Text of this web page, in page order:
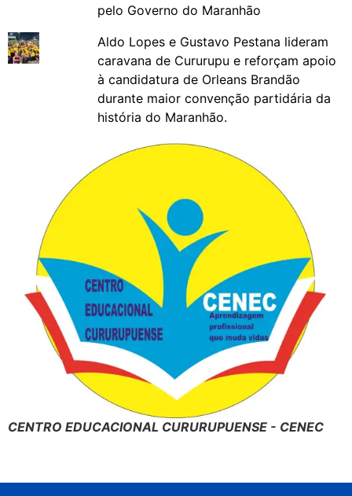
pelo Governo do Maranhão
Aldo Lopes e Gustavo Pestana lideram
caravana de Cururupu e reforçam apoio
à candidatura de Orleans Brandão
durante maior convenção partidária da
história do Maranhão.
CENTRO EDUCACIONAL CURURUPUENSE - CENEC